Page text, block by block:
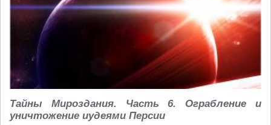
Тайны Мироздания. Часть 6. Ограбление и
уничтожение иудеями Персии